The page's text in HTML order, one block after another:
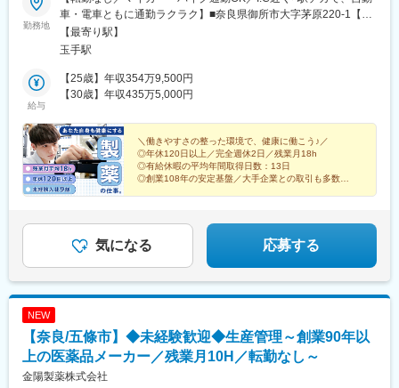
勤務地
車・電車ともに通勤ラクラク】■奈良県御所市大字茅原220-1【ア
クセス】◎JR和歌山線 玉手駅より徒歩約10分◎近鉄御所線 御所
駅より徒歩約25分◎京奈和道路（大和御所道路） 御所ICを降りて
【最寄り駅】
玉手駅
給与
【25歳】年収354万9,500円
【30歳】年収435万5,000円
＼働きやすさの整った環境で、健康に働こう♪／
◎年休120日以上／完全週休2日／残業月18h
◎有給休暇の平均年間取得日数：13日
◎創業108年の安定基盤／大手企業との取引も多数！
気になる 応募する
NEW
【奈良/五條市】◆未経験歓迎◆生産管理～創業90年以
上の医薬品メーカー／残業月10H／転勤なし～
金陽製薬株式会社